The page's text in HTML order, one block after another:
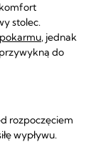
stolec.
, jednak
do
rozpoczęciem
wypływu.